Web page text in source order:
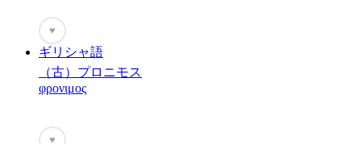
♥
ギリシャ語
（古）プロニモス
φρονιμος
♥